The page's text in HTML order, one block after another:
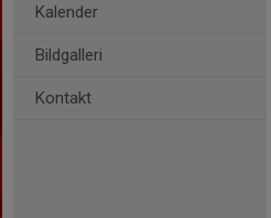
Kalender
Bildgalleri
Kontakt